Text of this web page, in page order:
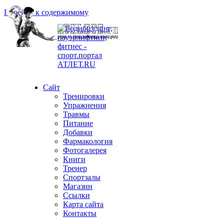
Перейти к содержимому
Сайт
Тренировки
Упражнения
Травмы
Питание
Добавки
Фармакология
Фотогалерея
Книги
Тренер
Спортзалы
Магазин
Ссылки
Карта сайта
Контакты